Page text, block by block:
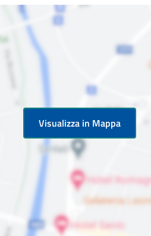
Visualizza in Mappa